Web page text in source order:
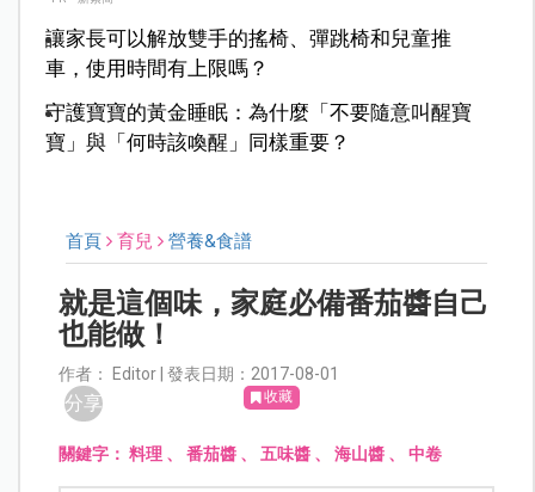
讓家長可以解放雙手的搖椅、彈跳椅和兒童推
車，使用時間有上限嗎？
守護寶寶的黃金睡眠：為什麼「不要隨意叫醒寶
寶」與「何時該喚醒」同樣重要？
首頁 育兒 營養&食譜
就是這個味，家庭必備番茄醬自己
也能做！
作者： Editor | 發表日期：2017-08-01
分享 收藏
關鍵字：料理 、番茄醬 、五味醬 、海山醬 、中卷